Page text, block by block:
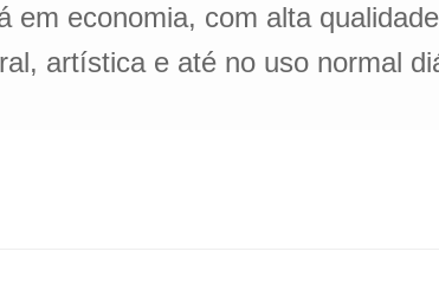
economia, com alta
artística e até no uso normal